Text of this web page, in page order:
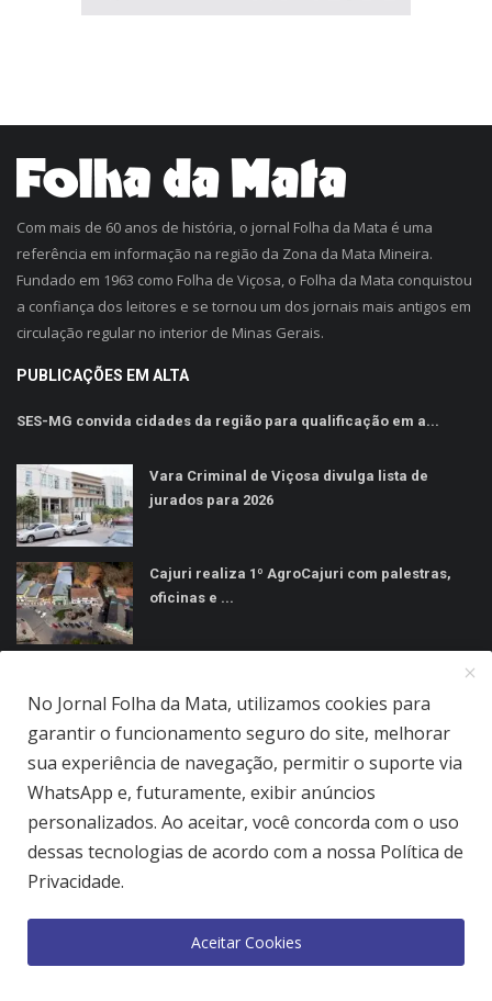
Com mais de 60 anos de história, o jornal Folha da Mata é uma
referência em informação na região da Zona da Mata Mineira.
Fundado em 1963 como Folha de Viçosa, o Folha da Mata conquistou
a confiança dos leitores e se tornou um dos jornais mais antigos em
circulação regular no interior de Minas Gerais.
PUBLICAÇÕES EM ALTA
SES-MG convida cidades da região para qualificação em a...
Vara Criminal de Viçosa divulga lista de
jurados para 2026
Cajuri realiza 1º AgroCajuri com palestras,
oficinas e ...
Quem Somos
Política de Privacidade
No Jornal Folha da Mata, utilizamos cookies para
garantir o funcionamento seguro do site, melhorar
sua experiência de navegação, permitir o suporte via
WhatsApp e, futuramente, exibir anúncios
personalizados. Ao aceitar, você concorda com o uso
dessas tecnologias de acordo com a nossa Política de
Privacidade.
Aceitar Cookies